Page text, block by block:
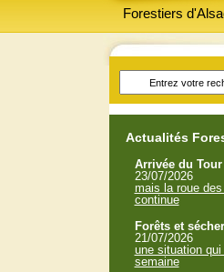
Forestiers
Actualités
Arrivée du
23/07/2026
mais la roue
continue
Forêts et
21/07/2026
une situation
semaine